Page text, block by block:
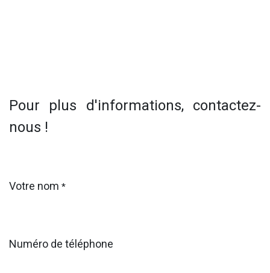
Pour plus d'informations, contactez-
nous !
Votre nom *
Numéro de téléphone